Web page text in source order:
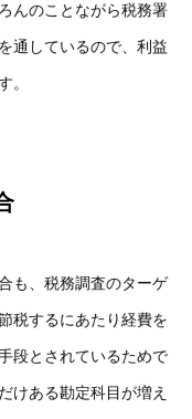
んのことながら税務署
通しているので、利益
。
も、税務調査のターゲ
税するにあたり経費を
段とされているためで
けある勘定科目が増え